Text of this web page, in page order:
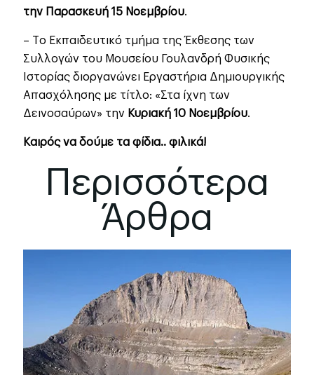
την Παρασκευή 15 Νοεμβρίου.
– Tο Εκπαιδευτικό τμήμα της Έκθεσης των
Συλλογών του Μουσείου Γουλανδρή Φυσικής
Ιστορίας διοργανώνει Εργαστήρια Δημιουργικής
Απασχόλησης με τίτλο: «Στα ίχνη των
Δεινοσαύρων» την Κυριακή 10 Νοεμβρίου.
Καιρός να δούμε τα φίδια.. φιλικά!
Περισσότερα
Άρθρα